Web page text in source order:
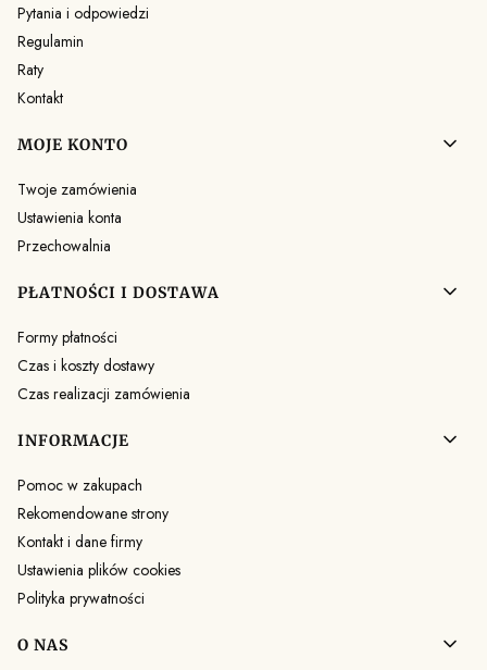
Pytania i odpowiedzi
Regulamin
Raty
Kontakt
MOJE KONTO
Twoje zamówienia
Ustawienia konta
Przechowalnia
PŁATNOŚCI I DOSTAWA
Formy płatności
Czas i koszty dostawy
Czas realizacji zamówienia
INFORMACJE
Pomoc w zakupach
Rekomendowane strony
Kontakt i dane firmy
Ustawienia plików cookies
Polityka prywatności
O NAS